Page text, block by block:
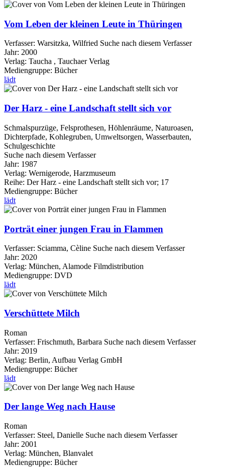
Vom Leben der kleinen Leute in Thüringen
Verfasser: Warsitzka, Wilfried Suche nach diesem Verfasser
Jahr: 2000
Verlag: Taucha , Tauchaer Verlag
Mediengruppe: Bücher
lädt
Der Harz - eine Landschaft stellt sich vor
Schmalspurzüge, Felsprothesen, Höhlenräume, Naturoasen,
Dichterpfade, Kohlegruben, Umweltsorgen, Wasserbauten,
Schulgeschichte
Suche nach diesem Verfasser
Jahr: 1987
Verlag: Wernigerode, Harzmuseum
Reihe: Der Harz - eine Landschaft stellt sich vor; 17
Mediengruppe: Bücher
lädt
Porträt einer jungen Frau in Flammen
Verfasser: Sciamma, Cèline Suche nach diesem Verfasser
Jahr: 2020
Verlag: München, Alamode Filmdistribution
Mediengruppe: DVD
lädt
Verschüttete Milch
Roman
Verfasser: Frischmuth, Barbara Suche nach diesem Verfasser
Jahr: 2019
Verlag: Berlin, Aufbau Verlag GmbH
Mediengruppe: Bücher
lädt
Der lange Weg nach Hause
Roman
Verfasser: Steel, Danielle Suche nach diesem Verfasser
Jahr: 2001
Verlag: München, Blanvalet
Mediengruppe: Bücher